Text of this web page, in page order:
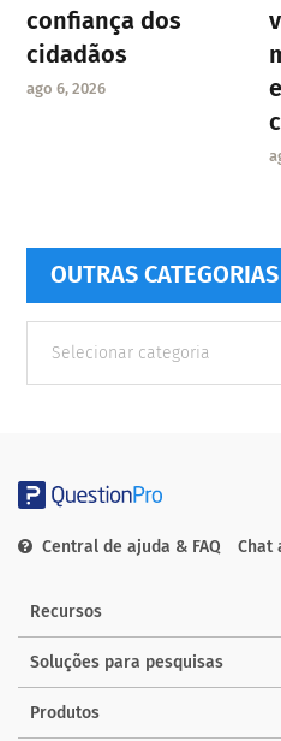
confiança dos
cidadãos
ago 6, 2026
OUTRAS CATEGORIAS
Categorias
Central de ajuda & FAQ Chat
Recursos
Soluções para pesquisas
Produtos